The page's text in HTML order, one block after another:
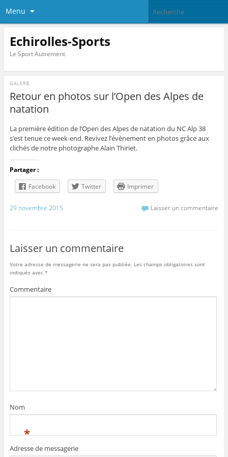
Menu
Echirolles-Sports
Le Sport Autrement
Retour en photos sur l’Open des Alpes de
natation
GALERIE
La première édition de l’Open des Alpes de natation du NC Alp 38
s’est tenue ce week-end. Revivez l’évènement en photos grâce aux
clichés de notre photographe Alain Thiriet.
Partager :
Facebook
Twitter Imprimer
29 novembre 2015 Laisser un commentaire
Laisser un commentaire
Votre adresse de messagerie ne sera pas publiée. Les champs obligatoires sont
indiqués avec *
Commentaire
Nom
*
Adresse de messagerie